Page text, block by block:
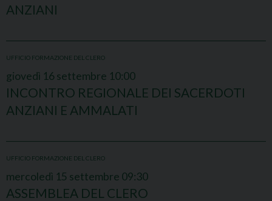
ANZIANI
UFFICIO FORMAZIONE DEL CLERO
giovedì 16 settembre 10:00
INCONTRO REGIONALE DEI SACERDOTI
ANZIANI E AMMALATI
UFFICIO FORMAZIONE DEL CLERO
mercoledì 15 settembre 09:30
ASSEMBLEA DEL CLERO